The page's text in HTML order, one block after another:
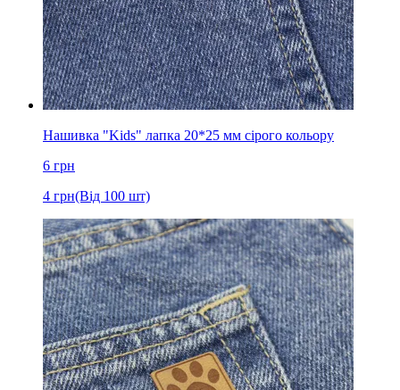
Нашивка "Kids" лапка 20*25 мм сірого кольору
6 грн
4 грн(Від 100 шт)